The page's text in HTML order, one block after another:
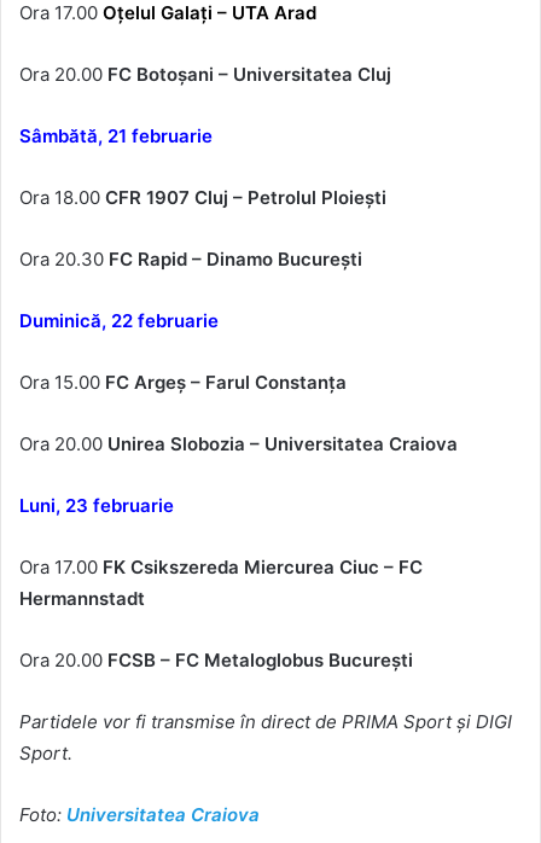
Ora 17.00 Oțelul Galați – UTA Arad
Ora 20.00 FC Botoșani – Universitatea Cluj
Sâmbătă, 21 februarie
Ora 18.00 CFR 1907 Cluj – Petrolul Ploiești
Ora 20.30 FC Rapid – Dinamo București
Duminică, 22 februarie
Ora 15.00 FC Argeș – Farul Constanța
Ora 20.00 Unirea Slobozia – Universitatea Craiova
Luni, 23 februarie
Ora 17.00 FK Csikszereda Miercurea Ciuc – FC
Hermannstadt
Ora 20.00 FCSB – FC Metaloglobus București
Partidele vor fi transmise în direct de PRIMA Sport şi DIGI
Sport.
Foto: Universitatea Craiova